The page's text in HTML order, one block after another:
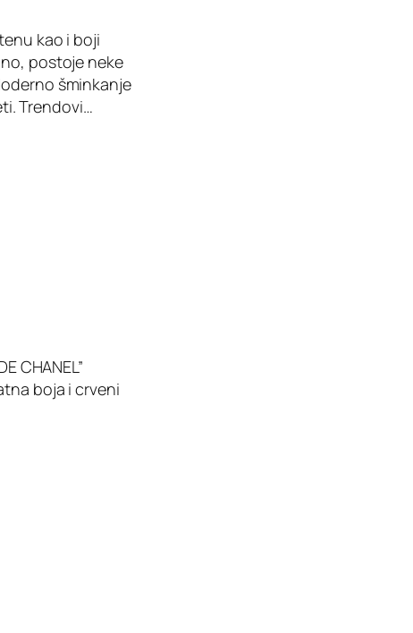
kao i boji
postoje neke
šminkanje
Trendovi…
CHANEL”
boja i crveni